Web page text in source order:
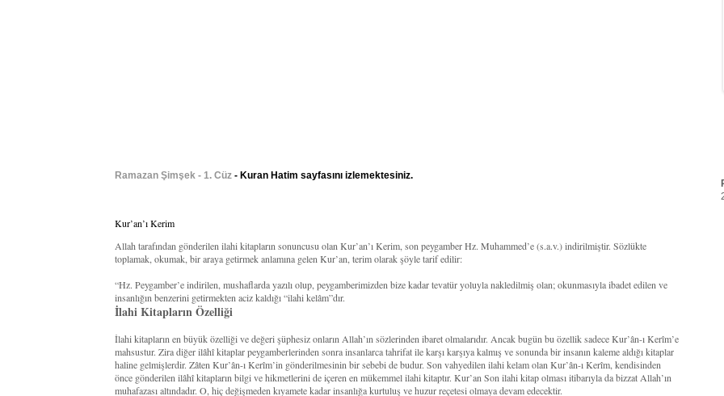
Ramazan Şimşek - 1. Cüz - Kuran Hatim sayfasını izlemektesiniz.
Kur’an’ı Kerim
Allah tarafından gönderilen ilahi kitapların sonuncusu olan Kur’an’ı Kerim, son peygamber Hz. Muhammed’e (s.a.v.) indirilmiştir. Sözlükte
toplamak, okumak, bir araya getirmek anlamına gelen Kur’an, terim olarak şöyle tarif edilir:
“Hz. Peygamber’e indirilen, mushaflarda yazılı olup, peygamberimizden bize kadar tevatür yoluyla nakledilmiş olan; okunmasıyla ibadet edilen ve
insanlığın benzerini getirmekten aciz kaldığı “ilahi kelâm”dır.
İlahi Kitapların Özelliği
İlahi kitapların en büyük özelliği ve değeri şüphesiz onların Allah’ın sözlerinden ibaret olmalarıdır. Ancak bugün bu özellik sadece Kur’ân-ı Kerîm’e
mahsustur. Zira diğer ilâhî kitaplar peygamberlerinden sonra insanlarca tahrifat ile karşı karşıya kalmış ve sonunda bir insanın kaleme aldığı kitaplar
haline gelmişlerdir. Zâten Kur’ân-ı Kerîm’in gönderilmesinin bir sebebi de budur. Son vahyedilen ilahi kelam olan Kur’ân-ı Kerîm, kendisinden
önce gönderilen ilâhî kitapların bilgi ve hikmetlerini de içeren en mükemmel ilahi kitaptır. Kur’an Son ilahi kitap olması itibarıyla da bizzat Allah’ın
muhafazası altındadır. O, hiç değişmeden kıyamete kadar insanlığa kurtuluş ve huzur reçetesi olmaya devam edecektir.